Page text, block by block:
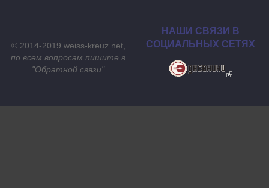
© 2014-2019 weiss-kreuz.net,
по всем вопросам пишите в
"Обратной связи"
НАШИ СВЯЗИ В
СОЦИАЛЬНЫХ СЕТЯХ